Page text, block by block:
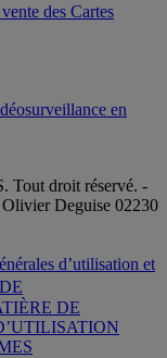
des Cartes
en
Tout droit réservé. -
Deguise 02230
d’utilisation et
DE